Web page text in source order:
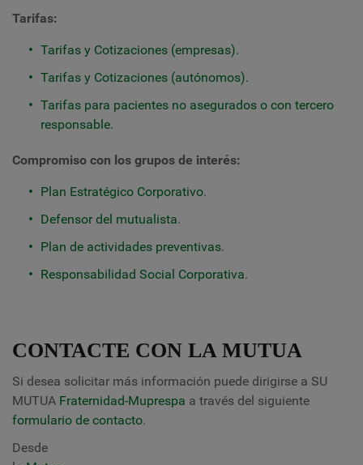
Tarifas:
Tarifas y Cotizaciones (empresas).
Tarifas y Cotizaciones (autónomos).
Tarifas para pacientes no asegurados o con tercero
responsable.
Compromiso con los grupos de interés:
Plan Estratégico Corporativo.
Defensor del mutualista.
Plan de actividades preventivas.
Responsabilidad Social Corporativa.
CONTACTE CON LA MUTUA
Si desea solicitar más información puede dirigirse a SU
MUTUA Fraternidad-Muprespa a través del siguiente
formulario de contacto.
Desde